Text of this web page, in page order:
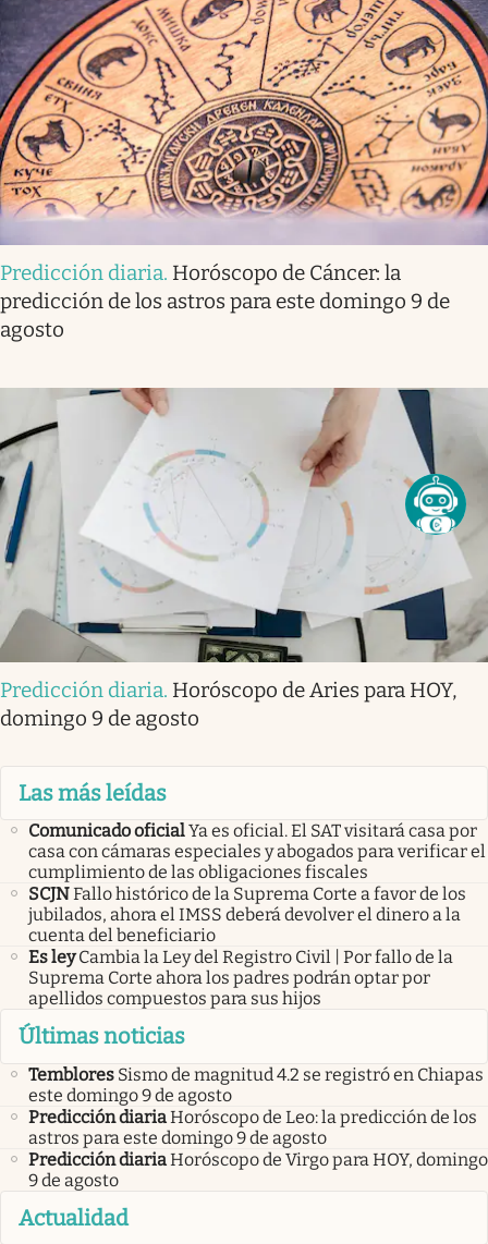
Predicción diaria. Horóscopo de Cáncer: la
predicción de los astros para este domingo 9 de
agosto
Predicción diaria. Horóscopo de Aries para HOY,
domingo 9 de agosto
Las más leídas
Comunicado oficialYa es oficial. El SAT visitará casa por
casa con cámaras especiales y abogados para verificar el
cumplimiento de las obligaciones fiscales
SCJNFallo histórico de la Suprema Corte a favor de los
jubilados, ahora el IMSS deberá devolver el dinero a la
cuenta del beneficiario
Es ley Cambia la Ley del Registro Civil | Por fallo de la
Suprema Corte ahora los padres podrán optar por
apellidos compuestos para sus hijos
Últimas noticias
Temblores Sismo de magnitud 4.2 se registró en Chiapas
este domingo 9 de agosto
Predicción diariaHoróscopo de Leo: la predicción de los
astros para este domingo 9 de agosto
Predicción diariaHoróscopo de Virgo para HOY, domingo
9 de agosto
Actualidad